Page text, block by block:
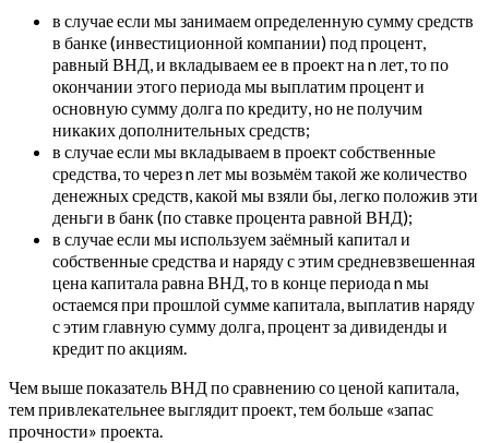
в случае если мы занимаем определенную сумму средств
в банке (инвестиционной компании) под процент,
равный ВНД, и вкладываем ее в проект на n лет, то по
окончании этого периода мы выплатим процент и
основную сумму долга по кредиту, но не получим
никаких дополнительных средств;
в случае если мы вкладываем в проект собственные
средства, то через n лет мы возьмём такой же количество
денежных средств, какой мы взяли бы, легко положив эти
деньги в банк (по ставке процента равной ВНД);
в случае если мы используем заёмный капитал и
собственные средства и наряду с этим средневзвешенная
цена капитала равна ВНД, то в конце периода n мы
остаемся при прошлой сумме капитала, выплатив наряду
с этим главную сумму долга, процент за дивиденды и
кредит по акциям.
Чем выше показатель ВНД по сравнению со ценой капитала,
тем привлекательнее выглядит проект, тем больше «запас
прочности» проекта.